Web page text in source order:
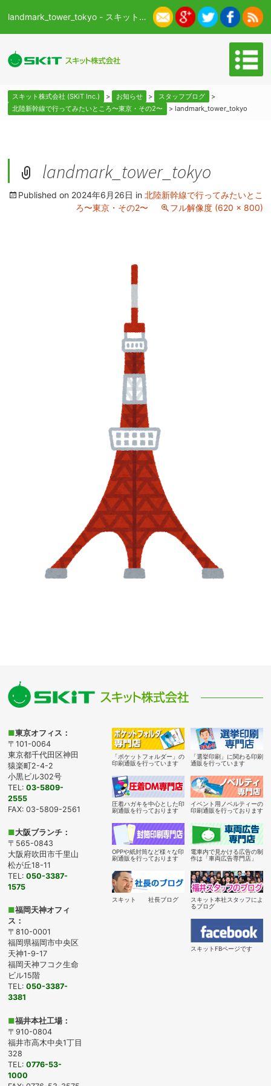
landmark_tower_tokyo - スキット株式会社 (SKiT Inc.)
スキット株式会社 (SKiT Inc.) > お知らせ > スタッフブログ
>
北陸新幹線で行ってみたいところ〜東京・その2〜
> landmark_tower_tokyo
landmark_tower_tokyo
Published on 2024年6月26日 in 北陸新幹線で行ってみたいとこ
ろ〜東京・その2〜
フル解像度 (620 × 800)
■東京オフィス：
〒101-0064
東京都千代田区神田
猿楽町2-4-2
小黒ビル302号
TEL:03-5809-
2555
FAX: 03-5809-2561
■大阪ブランチ：
〒565-0843
大阪府吹田市千里山
松が丘18-11
TEL:050-3387-
1575
■福岡天神オフィ
ス：
〒810-0001
福岡県福岡市中央区
天神1-9-17
福岡天神フコク生命
ビル15階
TEL:050-3387-
3381
■福井本社工場：
〒910-0804
福井市高木中央1丁目
328
TEL:0776-53-
1000
「ポケットフォルダー」の
印刷通販を行っています
「選挙印刷」に関わる印刷
通販を行っています
圧着ハガキを中心とした印
刷通販を行っております
イベント用ノベルティーの
印刷通販を行っております
OPPや紙封筒など様々な印
刷通販を行っております
電車内で見かける広告の制
作は「車両広告専門店」
スキット 社長ブログ
スキット本社スタッフによ
るブログ
スキットFBページです